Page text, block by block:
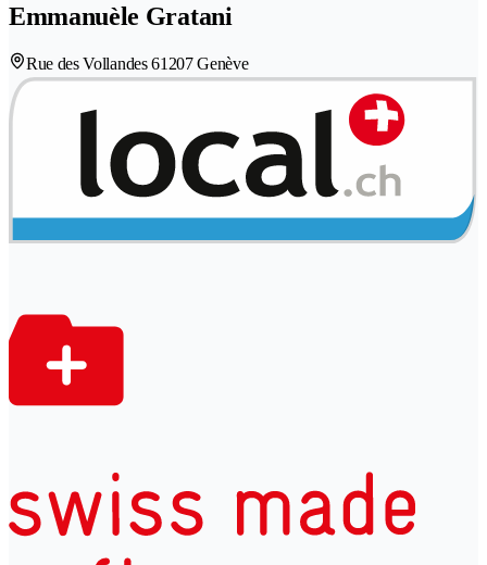
Emmanuèle Gratani
Rue des Vollandes 61207 Genève